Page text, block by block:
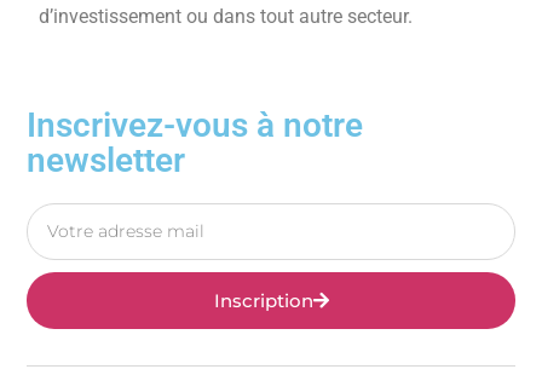
d’investissement ou dans tout autre secteur.
Inscrivez-vous à notre
newsletter
Inscription